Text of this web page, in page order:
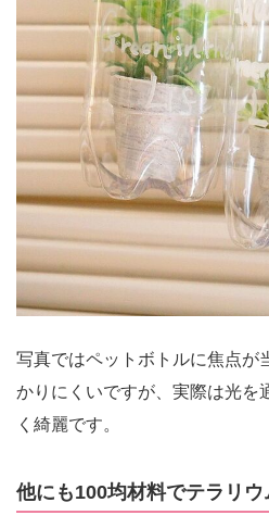
写真ではペットボトルに焦点が
かりにくいですが、実際は光を
く綺麗です。
他にも100均材料でテラリウ